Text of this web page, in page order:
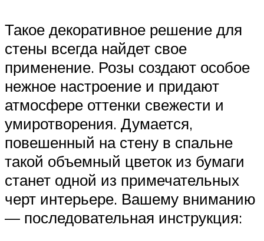
Такое декоративное решение для
стены всегда найдет свое
применение. Розы создают особое
нежное настроение и придают
атмосфере оттенки свежести и
умиротворения. Думается,
повешенный на стену в спальне
такой объемный цветок из бумаги
станет одной из примечательных
черт интерьере. Вашему вниманию
— последовательная инструкция: